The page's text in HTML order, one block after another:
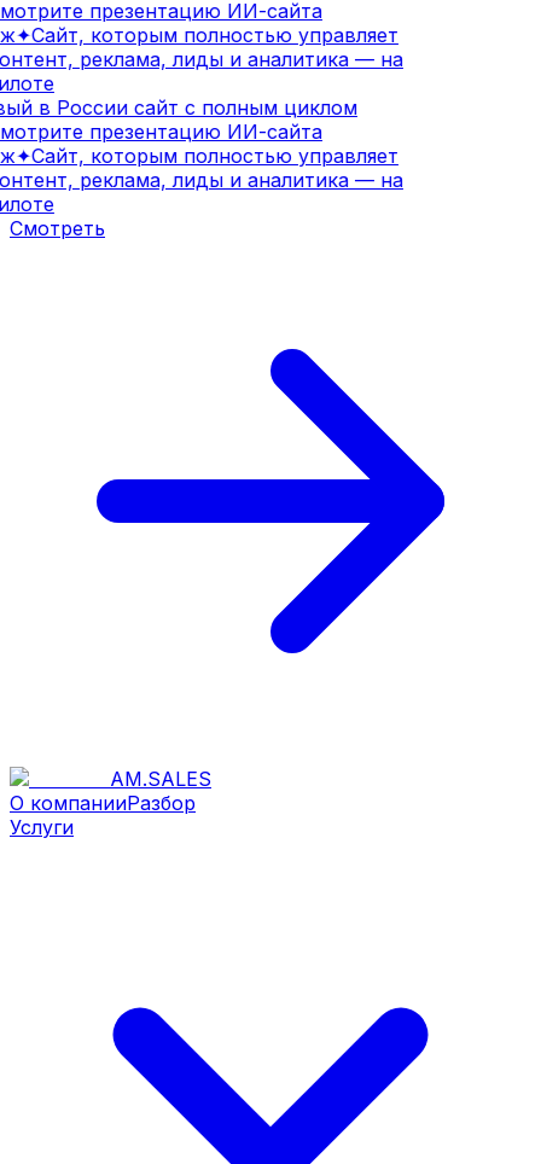
презентацию ИИ-сайта
✦Сайт, которым полностью управляет
реклама, лиды и аналитика — на
в России сайт с полным циклом
презентацию ИИ-сайта
✦Сайт, которым полностью управляет
реклама, лиды и аналитика — на
Смотреть
AM.SALES
О компанииРазбор
Услуги